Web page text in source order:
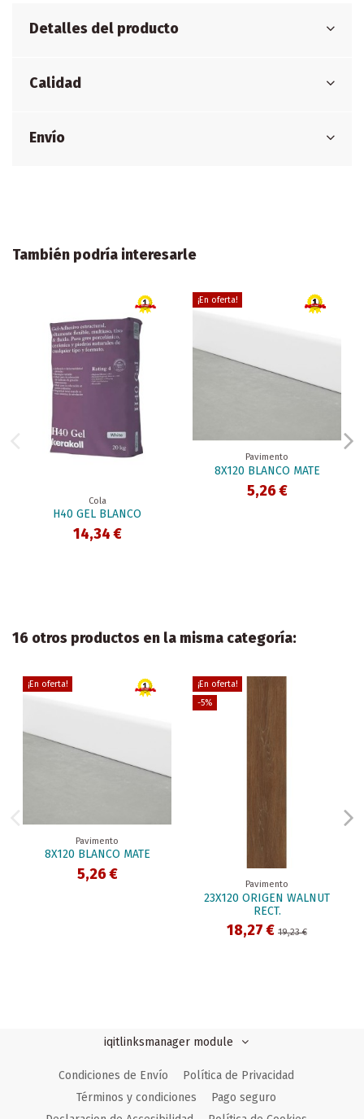
Detalles del producto
Calidad
Envío
También podría interesarle
Cola
H40 GEL BLANCO
14,34 €
¡En oferta!
Pavimento
8X120 BLANCO MATE
5,26 €
16 otros productos en la misma categoría:
¡En oferta!
Pavimento
8X120 BLANCO MATE
5,26 €
¡En oferta!
-5%
Pavimento
23X120 ORIGEN WALNUT
RECT.
18,27 € 19,23 €
iqitlinksmanager module
Condiciones de Envío
Política de Privacidad
Términos y condiciones
Pago seguro